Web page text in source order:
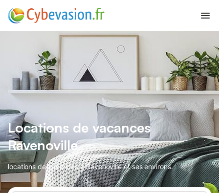
Locations de vacances
Ravenoville
locations de vacances à Ravenoville et ses environs.